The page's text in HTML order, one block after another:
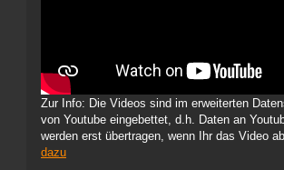
Zur Info: Die Videos sind im erweiterten
von Youtube eingebettet, d.h. Daten an
werden erst übertragen, wenn Ihr das Video
dazu